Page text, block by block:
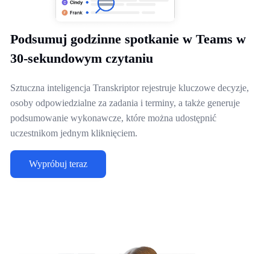
Podsumuj godzinne spotkanie w Teams w
30-sekundowym czytaniu
Sztuczna inteligencja Transkriptor rejestruje kluczowe decyzje,
osoby odpowiedzialne za zadania i terminy, a także generuje
podsumowanie wykonawcze, które można udostępnić
uczestnikom jednym kliknięciem.
Wypróbuj teraz